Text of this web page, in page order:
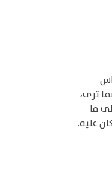
ترى،
ما
عليه.